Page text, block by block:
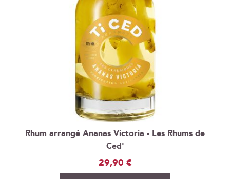
Rhum arrangé Ananas Victoria - Les Rhums de
Ced'
29,90 €